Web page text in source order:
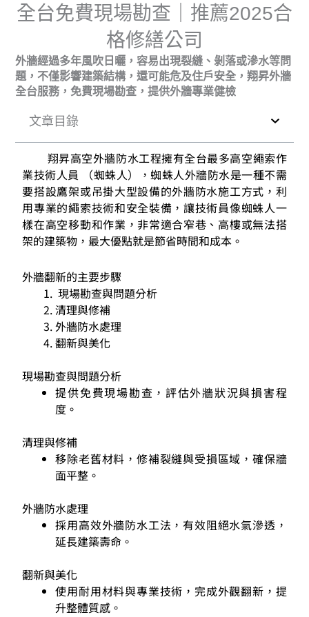
全台免費現場勘查｜推薦2025合
格修繕公司
外牆經過多年風吹日曬，容易出現裂縫、剝落或滲水等問
題，不僅影響建築結構，還可能危及住戶安全，翔昇外牆
全台服務，免費現場勘查，提供外牆專業健檢
文章目錄
翔昇高空外牆防水工程擁有全台最多高空繩索作
業技術人員 （蜘蛛人），蜘蛛人外牆防水是一種不需
要搭設鷹架或吊掛大型設備的外牆防水施工方式，利
用專業的繩索技術和安全裝備，讓技術員像蜘蛛人一
樣在高空移動和作業，非常適合窄巷、高樓或無法搭
架的建築物，最大優點就是節省時間和成本。
外牆翻新的主要步驟
現場勘查與問題分析
清理與修補
外牆防水處理
翻新與美化
現場勘查與問題分析
提供免費現場勘查，評估外牆狀況與損害程
度。
清理與修補
移除老舊材料，修補裂縫與受損區域，確保牆
面平整。
外牆防水處理
採用高效外牆防水工法，有效阻絕水氣滲透，
延長建築壽命。
翻新與美化
使用耐用材料與專業技術，完成外觀翻新，提
升整體質感。